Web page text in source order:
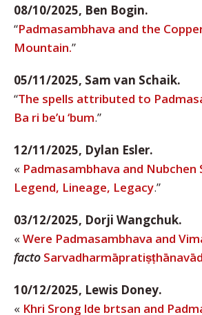
08/10/2025, Ben Bogin.
“Padmasambhava and the
Mountain.”
05/11/2025, Sam van Schaik.
“The spells attributed to
Ba ri be’u ‘bum.”
12/11/2025, Dylan Esler.
« Padmasambhava and Nubchen
Legend, Lineage, Legacy.”
03/12/2025, Dorji Wangchuk.
« Were Padmasambhava and
facto
10/12/2025, Lewis Doney.
« Khri Srong lde brtsan and